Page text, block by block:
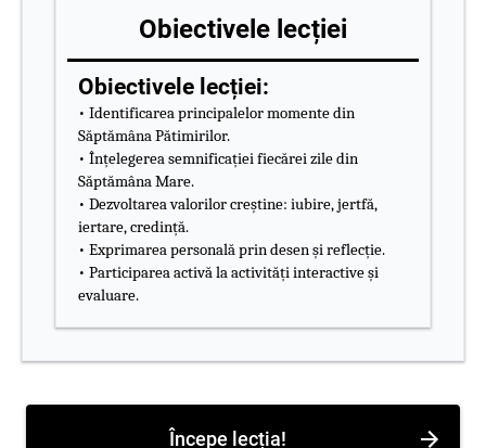
Obiectivele lecției
Obiectivele lecției:
• Identificarea principalelor momente din
Săptămâna Pătimirilor.
• Înțelegerea semnificației fiecărei zile din
Săptămâna Mare.
• Dezvoltarea valorilor creștine: iubire, jertfă,
iertare, credință.
• Exprimarea personală prin desen și reflecție.
• Participarea activă la activități interactive și
evaluare.
Începe lecția!